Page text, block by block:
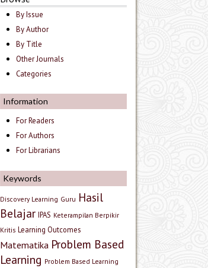
By Issue
By Author
By Title
Other Journals
Categories
Information
For Readers
For Authors
For Librarians
Keywords
Discovery Learning Guru Hasil
Belajar IPAS Keterampilan Berpikir
Kritis Learning Outcomes
Matematika Problem Based
Learning Problem Based Learning